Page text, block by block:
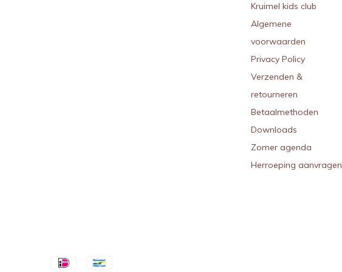
Kruimel kids club
Algemene
voorwaarden
Privacy Policy
Verzenden &
retourneren
Betaalmethoden
Downloads
Zomer agenda
Herroeping aanvragen